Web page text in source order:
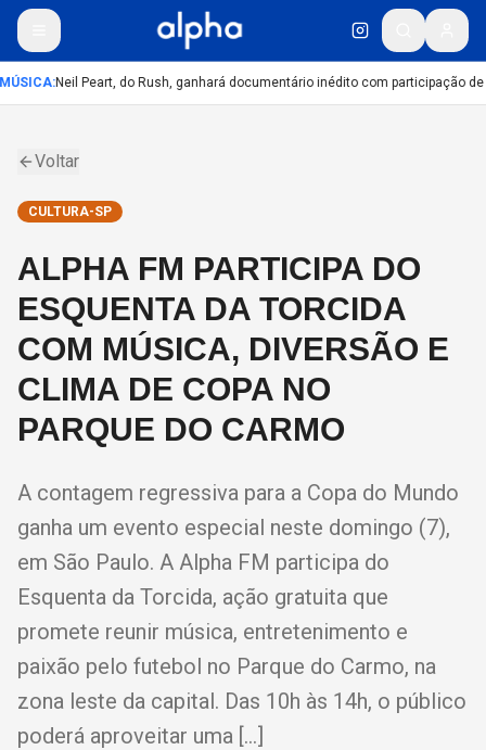
:Neil Peart, do Rush, ganhará documentário inédito com participação de
Voltar
CULTURA-SP
ALPHA FM PARTICIPA DO
ESQUENTA DA TORCIDA
COM MÚSICA, DIVERSÃO E
CLIMA DE COPA NO
PARQUE DO CARMO
A contagem regressiva para a Copa do Mundo
ganha um evento especial neste domingo (7),
em São Paulo. A Alpha FM participa do
Esquenta da Torcida, ação gratuita que
promete reunir música, entretenimento e
paixão pelo futebol no Parque do Carmo, na
zona leste da capital. Das 10h às 14h, o público
poderá aproveitar uma […]